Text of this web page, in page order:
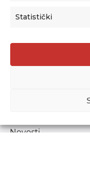
Statistički
Agencija za odgoj i
Donje Svetice 38,
Prenošenje sadržaja
Novosti